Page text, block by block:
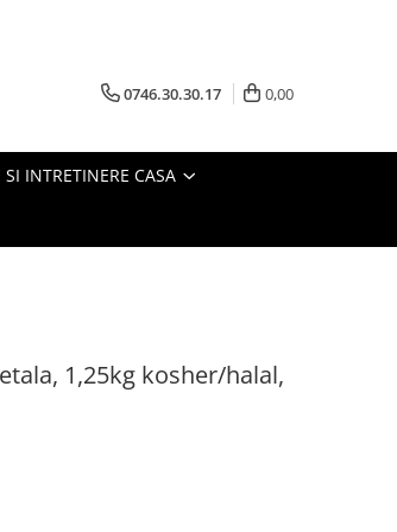
0746.30.30.17 0,00
INTRETINERE CASA
1,25kg kosher/halal,